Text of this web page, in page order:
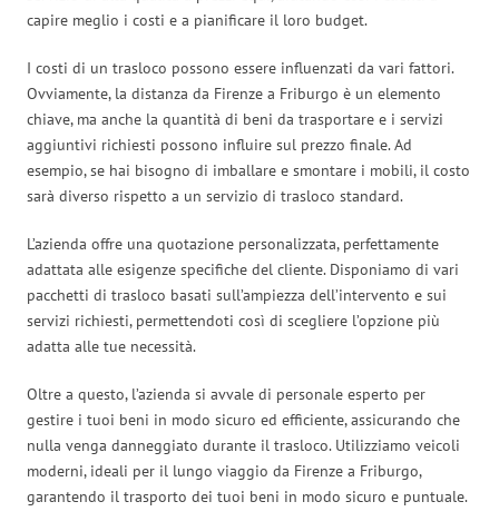
capire meglio i costi e a pianificare il loro budget.
I costi di un trasloco possono essere influenzati da vari fattori.
Ovviamente, la distanza da Firenze a Friburgo è un elemento
chiave, ma anche la quantità di beni da trasportare e i servizi
aggiuntivi richiesti possono influire sul prezzo finale. Ad
esempio, se hai bisogno di imballare e smontare i mobili, il costo
sarà diverso rispetto a un servizio di trasloco standard.
L’azienda offre una quotazione personalizzata, perfettamente
adattata alle esigenze specifiche del cliente. Disponiamo di vari
pacchetti di trasloco basati sull’ampiezza dell’intervento e sui
servizi richiesti, permettendoti così di scegliere l’opzione più
adatta alle tue necessità.
Oltre a questo, l’azienda si avvale di personale esperto per
gestire i tuoi beni in modo sicuro ed efficiente, assicurando che
nulla venga danneggiato durante il trasloco. Utilizziamo veicoli
moderni, ideali per il lungo viaggio da Firenze a Friburgo,
garantendo il trasporto dei tuoi beni in modo sicuro e puntuale.